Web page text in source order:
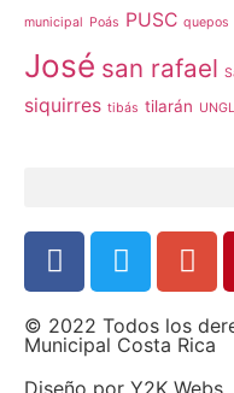
municipal Poás PUSC quepos
José san rafael
siquirres tibás tilarán UNGL
© 2022 Todos los
Municipal Costa Rica
Diseño por Y2K Webs